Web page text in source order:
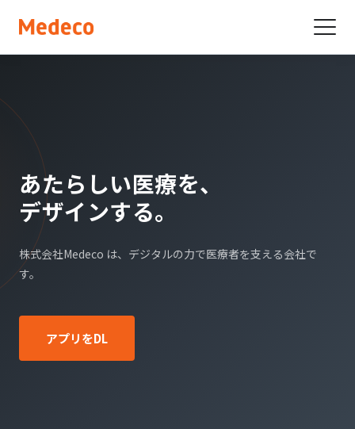
あたらしい医療を、
デザインする。
株式会社Medeco は、デジタルの力で医療者を支える会社で
す。
アプリをDL